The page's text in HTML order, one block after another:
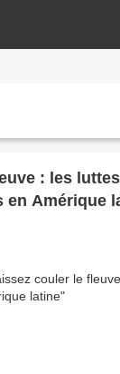
: les
en Amérique